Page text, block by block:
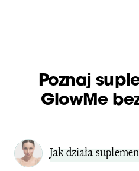
Poznaj
GlowMe
Jak działa